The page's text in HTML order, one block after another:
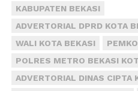
Dia sempat berkunjung ke
dan bertemu langsung
Fariel ke Istana Bogor
KABUPATEN BEKASI
ADVERTORIAL DPRD KOTA
WALI KOTA BEKASI
POLRES METRO BEKASI
ADVERTORIAL DINAS CIPTA